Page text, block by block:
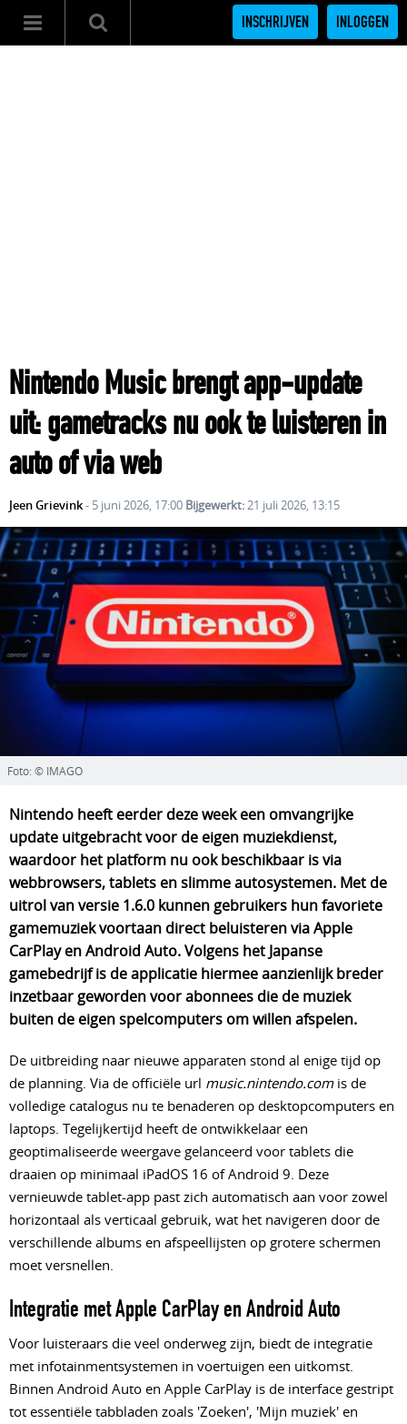
INSCHRIJVEN INLOGGEN
Nintendo Music brengt app-update
uit: gametracks nu ook te luisteren in
auto of via web
Jeen Grievink- 5 juni 2026, 17:00 Bijgewerkt:21 juli 2026, 13:15
Foto: © IMAGO
Nintendo heeft eerder deze week een omvangrijke
update uitgebracht voor de eigen muziekdienst,
waardoor het platform nu ook beschikbaar is via
webbrowsers, tablets en slimme autosystemen. Met de
uitrol van versie 1.6.0 kunnen gebruikers hun favoriete
gamemuziek voortaan direct beluisteren via Apple
CarPlay en Android Auto. Volgens het Japanse
gamebedrijf is de applicatie hiermee aanzienlijk breder
inzetbaar geworden voor abonnees die de muziek
buiten de eigen spelcomputers om willen afspelen.
De uitbreiding naar nieuwe apparaten stond al enige tijd op
de planning. Via de officiële url music.nintendo.comis de
volledige catalogus nu te benaderen op desktopcomputers en
laptops. Tegelijkertijd heeft de ontwikkelaar een
geoptimaliseerde weergave gelanceerd voor tablets die
draaien op minimaal iPadOS 16 of Android 9. Deze
vernieuwde tablet-app past zich automatisch aan voor zowel
horizontaal als verticaal gebruik, wat het navigeren door de
verschillende albums en afspeellijsten op grotere schermen
moet versnellen.
Integratie met Apple CarPlay en Android Auto
Voor luisteraars die veel onderweg zijn, biedt de integratie
met infotainmentsystemen in voertuigen een uitkomst.
Binnen Android Auto en Apple CarPlay is de interface gestript
tot essentiële tabbladen zoals 'Zoeken', 'Mijn muziek' en